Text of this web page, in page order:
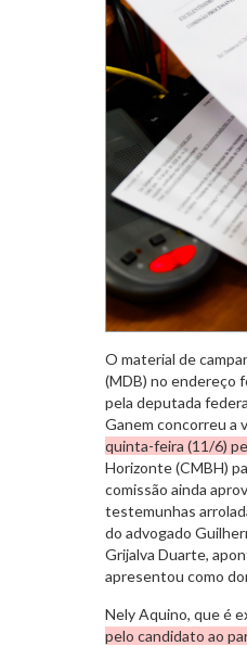
O material de
(MDB) no endereço
pela deputada
Ganem concorreu a
quinta-feira (11/6)
Horizonte (CMBH)
comissão ainda
testemunhas
do advogado
Grijalva Duarte,
apresentou como
Nely Aquino, que é
pelo candidato ao